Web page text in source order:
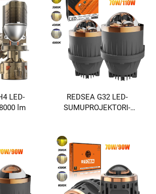
LED-
lm
REDSEA G32 LED-
SUMUPROJEKTORI-